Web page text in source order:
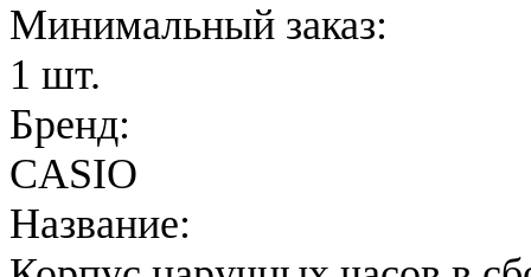
Минимальный заказ:
1 шт.
Бренд:
CASIO
Название: